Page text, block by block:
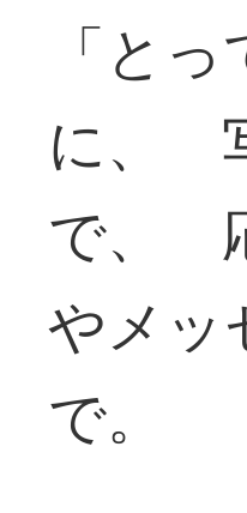
「と
に、
で、
やメッ
で。